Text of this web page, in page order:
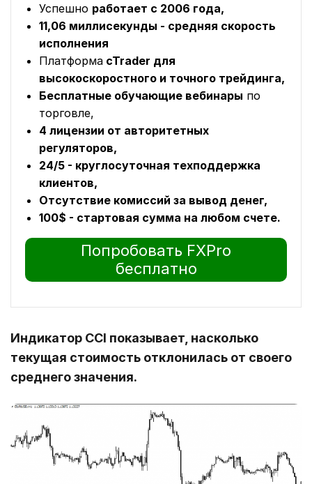
Успешно работает с 2006 года,
11,06 миллисекунды - средняя скорость
исполнения
Платформа cTrader для
высокоскоростного и точного трейдинга,
Бесплатные обучающие вебинары по
торговле,
4 лицензии от авторитетных
регуляторов,
24/5 - круглосуточная техподдержка
клиентов,
Отсутствие комиссий за вывод денег,
100$ - стартовая сумма на любом счете.
Попробовать FXPro
бесплатно
Индикатор CCI показывает, насколько
текущая стоимость отклонилась от своего
среднего значения.